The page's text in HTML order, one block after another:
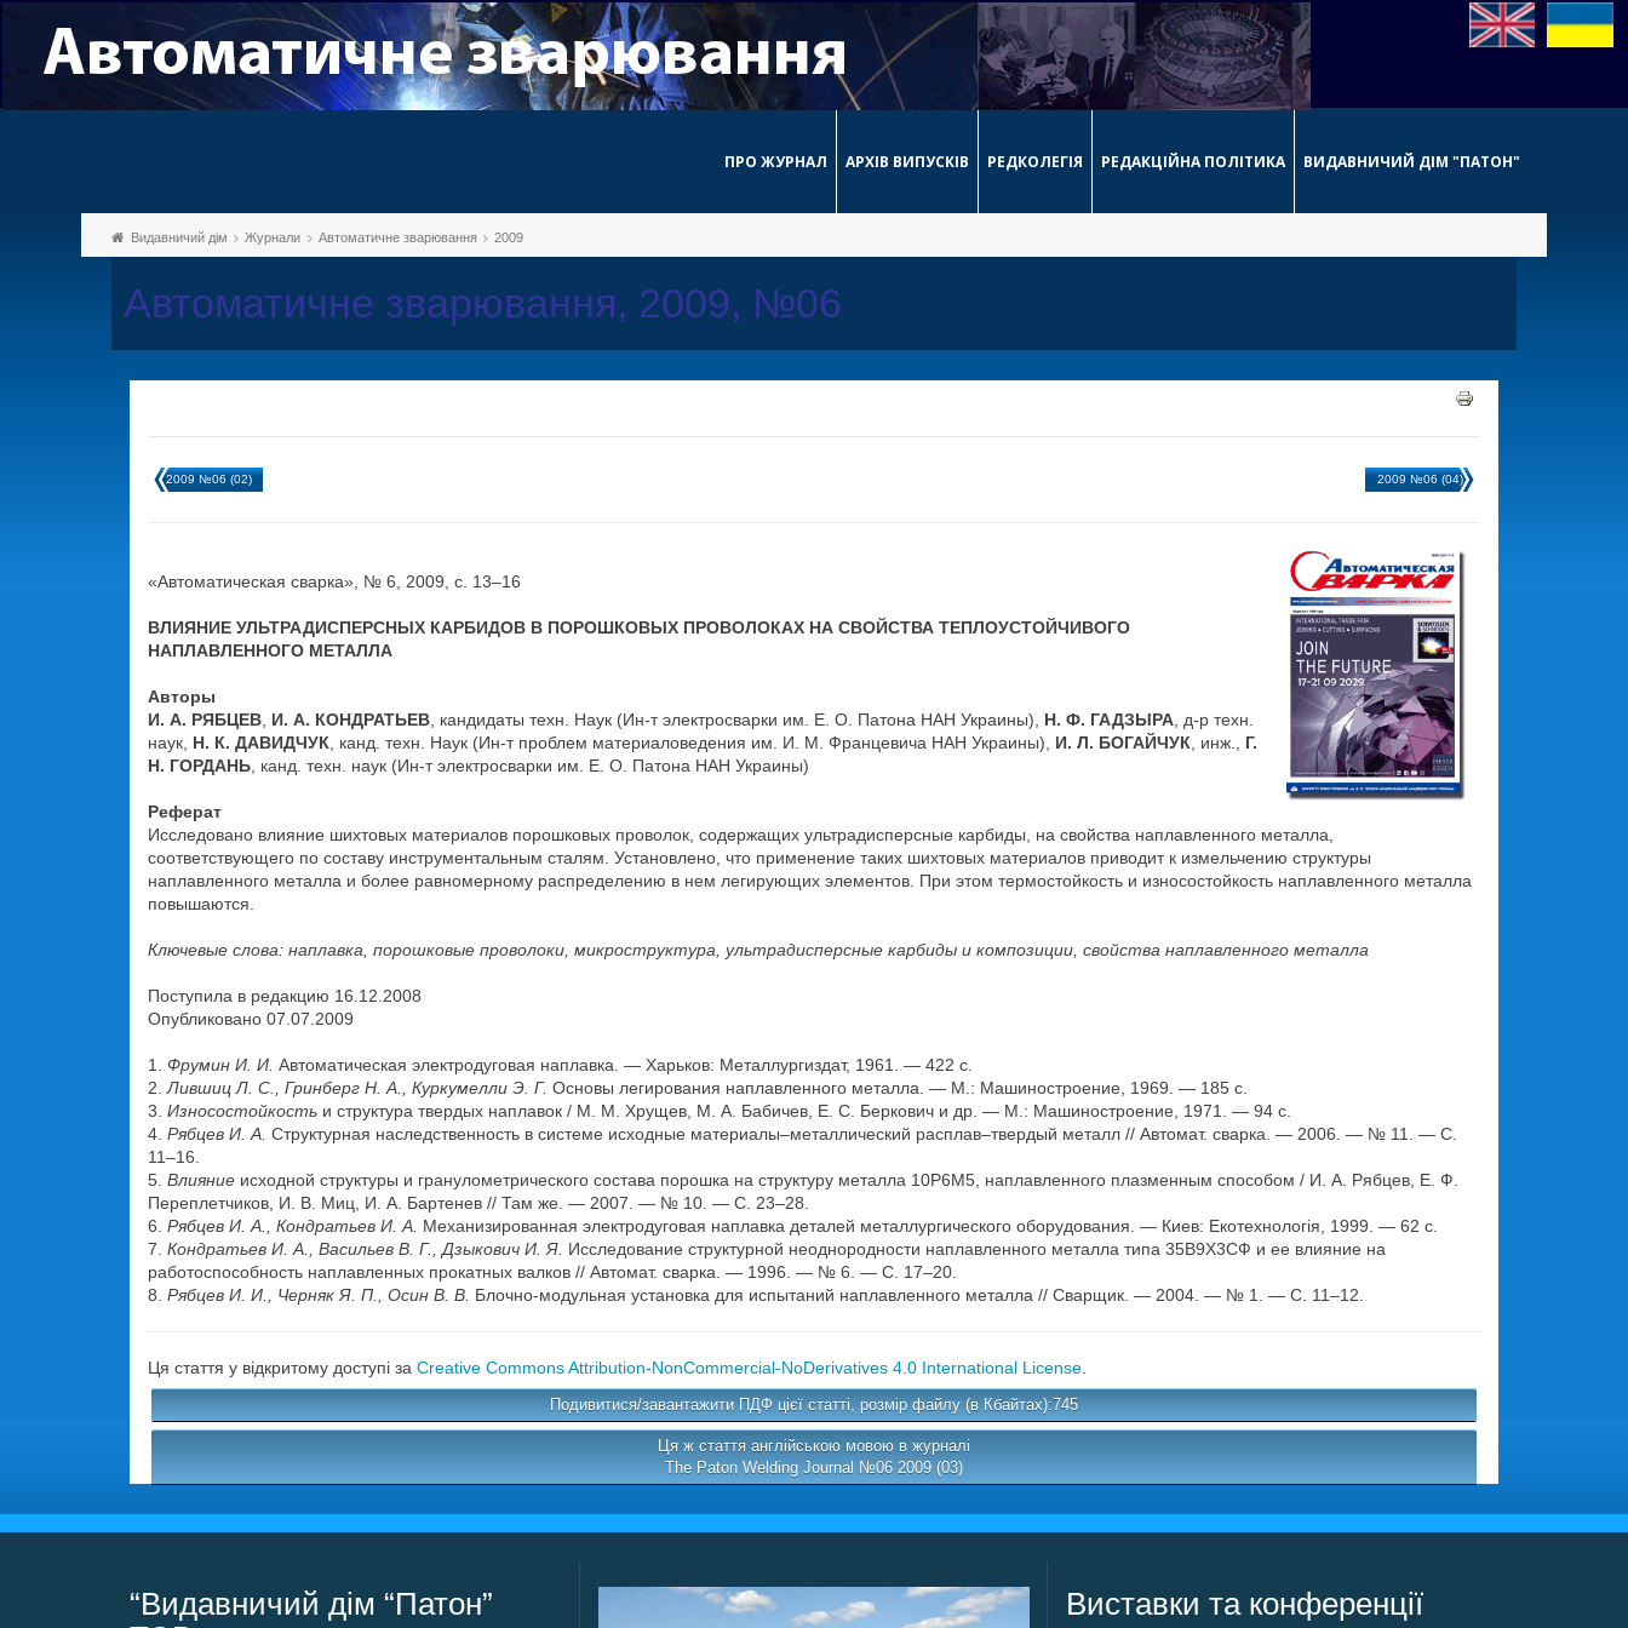
ПРО ЖУРНАЛ АРХІВ ВИПУСКІВ РЕДКОЛЕГІЯ РЕДАКЦІЙНА ПОЛІТИКА ВИДАВНИЧИЙ ДІМ "ПАТОН"
Видавничий дім Журнали Автоматичне зварювання 2009
Автоматичне зварювання, 2009, №06
2009 №06 (02) 2009 №06 (04)
«Автоматическая сварка», № 6, 2009, с. 13–16
ВЛИЯНИЕ УЛЬТРАДИСПЕРСНЫХ КАРБИДОВ В ПОРОШКОВЫХ ПРОВОЛОКАХ НА СВОЙСТВА ТЕПЛОУСТОЙЧИВОГО
НАПЛАВЛЕННОГО МЕТАЛЛА
Авторы
И. А. РЯБЦЕВ И. А. КОНДРАТЬЕВ , кандидаты техн. Наук (Ин-т электросварки им. Е. О. Патона НАН Украины), Н. Ф. ГАДЗЫРА , д-р техн.
наук, Н. К. ДАВИДЧУК , канд. техн. Наук (Ин-т проблем материаловедения им. И. М. Францевича НАН Украины), И. Л. БОГАЙЧУК , инж., Г.
Н. ГОРДАНЬ , канд. техн. наук (Ин-т электросварки им. Е. О. Патона НАН Украины)
Реферат
Исследовано влияние шихтовых материалов порошковых проволок, содержащих ультрадисперсные карбиды, на свойства наплавленного металла,
соответствующего по составу инструментальным сталям. Установлено, что применение таких шихтовых материалов приводит к измельчению структуры
наплавленного металла и более равномерному распределению в нем легирующих элементов. При этом термостойкость и износостойкость наплавленного металла
повышаются.
Ключевые слова: наплавка, порошковые проволоки, микроструктура, ультрадисперсные карбиды и композиции, свойства наплавленного металла
Поступила в редакцию 16.12.2008
Опубликовано 07.07.2009
1. Фрумин И. И. Автоматическая электродуговая наплавка. — Харьков: Металлургиздат, 1961. — 422 с.
2. Лившиц Л. С., Гринберг Н. А., Куркумелли Э. Г. Основы легирования наплавленного металла. — М.: Машиностроение, 1969. — 185 с.
3. Износостойкость и структура твердых наплавок / М. М. Хрущев, М. А. Бабичев, Е. С. Беркович и др. — М.: Машиностроение, 1971. — 94 с.
4. Рябцев И. А. Структурная наследственность в системе исходные материалы–металлический расплав–твердый металл // Автомат. сварка. — 2006. — № 11. — С.
11–16.
5. Влияние исходной структуры и гранулометрического состава порошка на структуру металла 10Р6М5, наплавленного плазменным способом / И. А. Рябцев, Е. Ф.
Переплетчиков, И. В. Миц, И. А. Бартенев // Там же. — 2007. — № 10. — С. 23–28.
6. Рябцев И. А., Кондратьев И. А. Механизированная электродуговая наплавка деталей металлургического оборудования. — Киев: Екотехнологія, 1999. — 62 с.
7. Кондратьев И. А., Васильев В. Г., Дзыкович И. Я. Исследование структурной неоднородности наплавленного металла типа 35В9Х3СФ и ее влияние на
работоспособность наплавленных прокатных валков // Автомат. сварка. — 1996. — № 6. — С. 17–20.
8. Рябцев И. И., Черняк Я. П., Осин В. В. Блочно-модульная установка для испытаний наплавленного металла // Сварщик. — 2004. — № 1. — С. 11–12.
Ця стаття у відкритому доступі за Creative Commons Attribution-NonCommercial-NoDerivatives 4.0 International License
Подивитися/завантажити ПДФ цієї статті, розмір файлу (в Кбайтах):745
Ця ж стаття англійською мовою в журналі
The Paton Welding Journal №06 2009 (03)
“Видавничий дім “Патон”
Виставки та конференції